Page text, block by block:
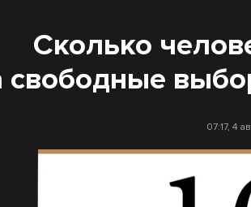
Сколько
свободные
07:17, 4